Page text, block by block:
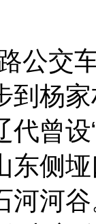
公交
到杨
代曾
东侧
河河